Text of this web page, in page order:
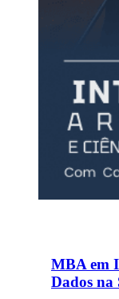
MBA em
Dados na